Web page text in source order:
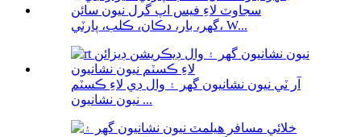
گهر، بار، دڪان، ڪلب، پارٽي، W...
آر ٽي نيون نشانيون گھر ۽ وال ڊي لاءِ ڪسٽم
نيون نشانيون ...